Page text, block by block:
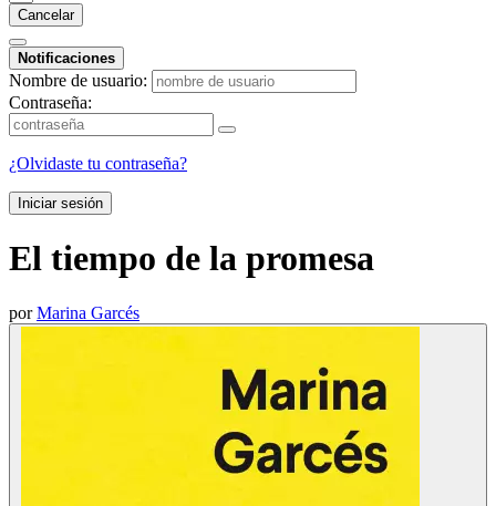
Cancelar
Notificaciones
Nombre de usuario:
Contraseña:
¿Olvidaste tu contraseña?
Iniciar sesión
El tiempo de la promesa
porMarina Garcés